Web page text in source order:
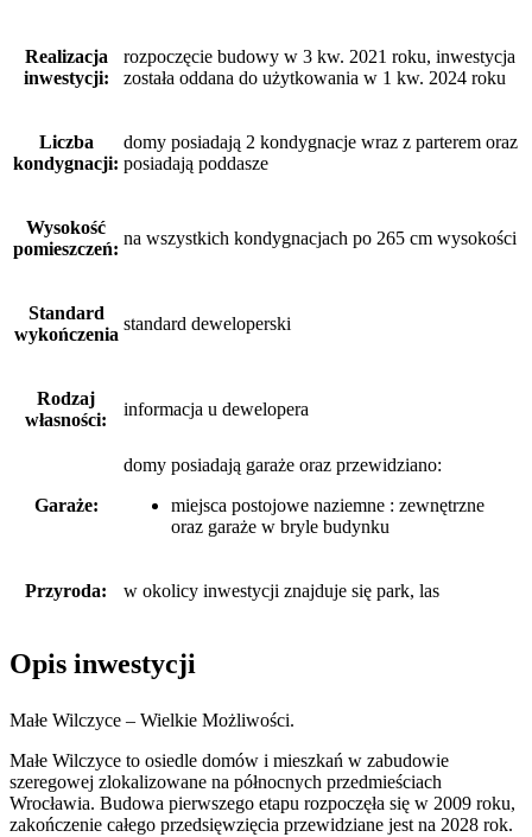
Realizacja
inwestycji:
rozpoczęcie budowy w 3 kw. 2021 roku, inwestycja
została oddana do użytkowania w 1 kw. 2024 roku
Liczba
kondygnacji:
domy posiadają 2 kondygnacje wraz z parterem oraz
posiadają poddasze
Wysokość
pomieszczeń:
na wszystkich kondygnacjach po 265 cm wysokości
Standard
wykończenia
standard deweloperski
Rodzaj
własności:
informacja u dewelopera
Garaże:
domy posiadają garaże oraz przewidziano:
miejsca postojowe naziemne : zewnętrzne
oraz garaże w bryle budynku
Przyroda: w okolicy inwestycji znajduje się park, las
Opis inwestycji
Małe Wilczyce – Wielkie Możliwości.
Małe Wilczyce to osiedle domów i mieszkań w zabudowie
szeregowej zlokalizowane na północnych przedmieściach
Wrocławia. Budowa pierwszego etapu rozpoczęła się w 2009 roku,
zakończenie całego przedsięwzięcia przewidziane jest na 2028 rok.